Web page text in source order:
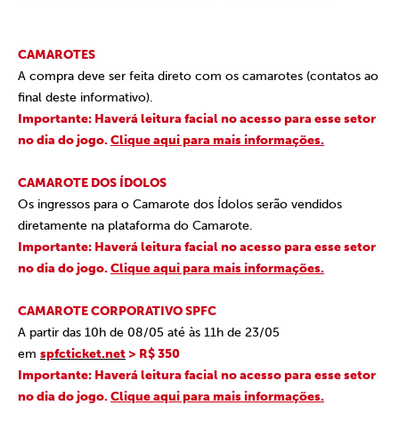
CAMAROTES
A compra deve ser feita direto com os camarotes (contatos ao
final deste informativo).
Importante: Haverá leitura facial no acesso para esse setor
no dia do jogo.Clique aqui para mais informações.
CAMAROTE DOS ÍDOLOS
Os ingressos para o Camarote dos Ídolos serão vendidos
diretamente na plataforma do Camarote.
Importante: Haverá leitura facial no acesso para esse setor
no dia do jogo.Clique aqui para mais informações.
CAMAROTE CORPORATIVO SPFC
A partir das 10h de 08/05 até às 11h de 23/05
em spfcticket.net > R$ 350
Importante: Haverá leitura facial no acesso para esse setor
no dia do jogo.Clique aqui para mais informações.